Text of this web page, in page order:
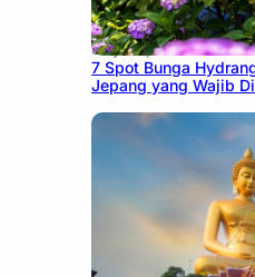
July 23, 2026
7 Spot Bunga
Jepang yang Wajib